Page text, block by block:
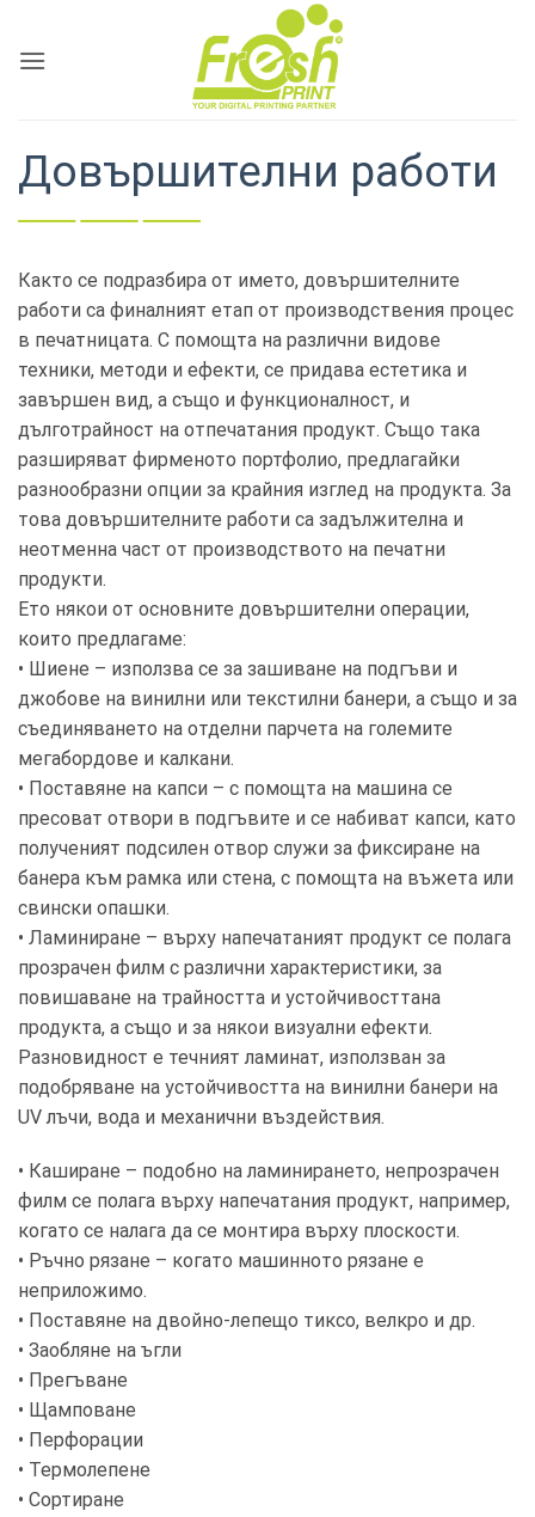
content
Довършителни работи
Както се подразбира от името, довършителните
работи са финалният етап от производствения процес
в печатницата. С помощта на различни видове
техники, методи и ефекти, се придава естетика и
завършен вид, а също и функционалност, и
дълготрайност на отпечатания продукт. Също така
разширяват фирменото портфолио, предлагайки
разнообразни опции за крайния изглед на продукта. За
това довършителните работи са задължителна и
неотменна част от производството на печатни
продукти.
Ето някои от основните довършителни операции,
които предлагаме:
• Шиене – използва се за зашиване на подгъви и
джобове на винилни или текстилни банери, а също и за
съединяването на отделни парчета на големите
мегабордове и калкани.
• Поставяне на капси – с помощта на машина се
пресоват отвори в подгъвите и се набиват капси, като
полученият подсилен отвор служи за фиксиране на
банера към рамка или стена, с помощта на въжета или
свински опашки.
• Ламиниране – върху напечатаният продукт се полага
прозрачен филм с различни характеристики, за
повишаване на трайността и устойчивосттана
продукта, а също и за някои визуални ефекти.
Разновидност е течният ламинат, използван за
подобряване на устойчивостта на винилни банери на
UV лъчи, вода и механични въздействия.
• Каширане – подобно на ламинирането, непрозрачен
филм се полага върху напечатания продукт, например,
когато се налага да се монтира върху плоскости.
• Ръчно рязане – когато машинното рязане е
неприложимо.
• Поставяне на двойно-лепещо тиксо, велкро и др.
• Заобляне на ъгли
• Прегъване
• Щамповане
• Перфорации
• Термолепене
• Сортиране